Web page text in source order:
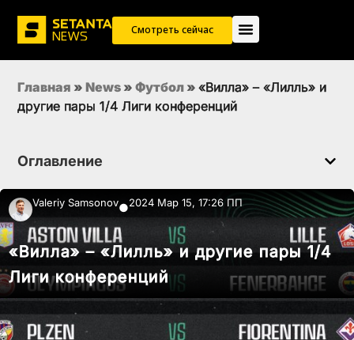
Смотреть сейчас
Главная » News » Футбол » «Вилла» – «Лилль» и
другие пары 1/4 Лиги конференций
Оглавление
Valeriy Samsonov●2024 Мар 15, 17:26 ПП
«Вилла» – «Лилль» и другие пары 1/4
Лиги конференций